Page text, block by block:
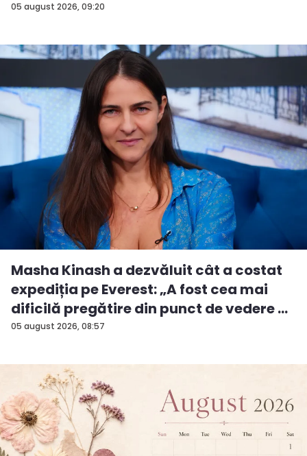
05 august 2026, 09:20
05 august 2026, 08:57
Masha Kinash a dezvăluit cât a costat
expediția pe Everest: „A fost cea mai
dificilă pregătire din punct de vedere ...